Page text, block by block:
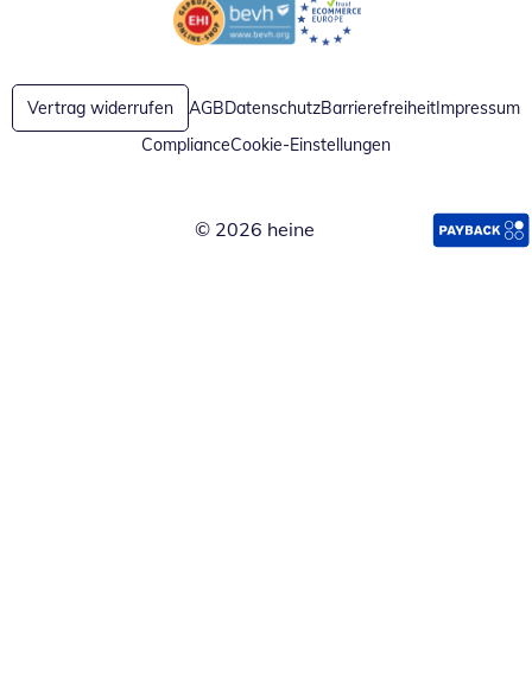
Öffnet in neuem FensterÖffnet in neuem Fenster
Vertrag widerrufen AGBDatenschutzBarrierefreiheitImpressum
ComplianceCookie-Einstellungen
© 2026 heine